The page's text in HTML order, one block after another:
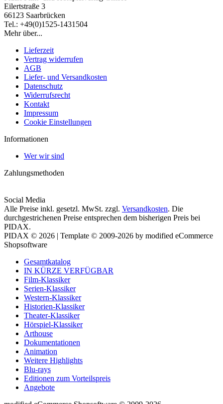
Eilertstraße 3
66123 Saarbrücken
Tel.: +49(0)1525-1431504
Mehr über...
Lieferzeit
Vertrag widerrufen
AGB
Liefer- und Versandkosten
Datenschutz
Widerrufsrecht
Kontakt
Impressum
Cookie Einstellungen
Informationen
Wer wir sind
Zahlungsmethoden
Social Media
Alle Preise inkl. gesetzl. MwSt. zzgl. Versandkosten. Die
durchgestrichenen Preise entsprechen dem bisherigen Preis bei
PIDAX.
PIDAX © 2026 | Template © 2009-2026 by modified eCommerce
Shopsoftware
Gesamtkatalog
IN KÜRZE VERFÜGBAR
Film-Klassiker
Serien-Klassiker
Western-Klassiker
Historien-Klassiker
Theater-Klassiker
Hörspiel-Klassiker
Arthouse
Dokumentationen
Animation
Weitere Highlights
Blu-rays
Editionen zum Vorteilspreis
Angebote